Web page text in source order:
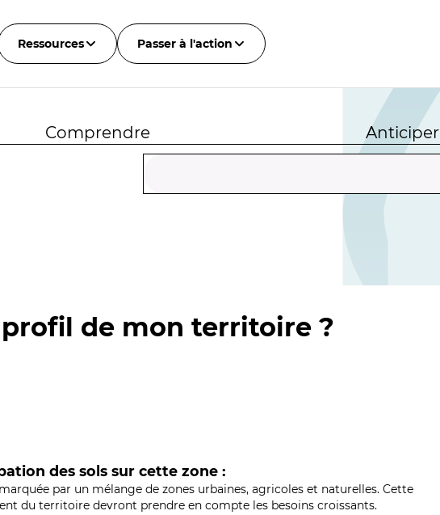
Ressources Passer à l'action
Comprendre Anticiper
de mon territoire ?
des sols sur cette zone :
par un mélange de zones urbaines, agricoles et naturelles. Cette
du territoire devront prendre en compte les besoins croissants.